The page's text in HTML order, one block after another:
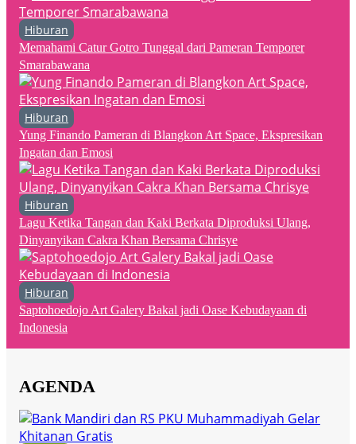
Hiburan
Memahami Catur Gotro Tunggal dari Pameran Temporer
Smarabawana
Hiburan
Yung Finando Pameran di Blangkon Art Space, Ekspresikan
Ingatan dan Emosi
Hiburan
Lagu Ketika Tangan dan Kaki Berkata Diproduksi Ulang,
Dinyanyikan Cakra Khan Bersama Chrisye
Hiburan
Saptohoedojo Art Galery Bakal jadi Oase Kebudayaan di
Indonesia
AGENDA